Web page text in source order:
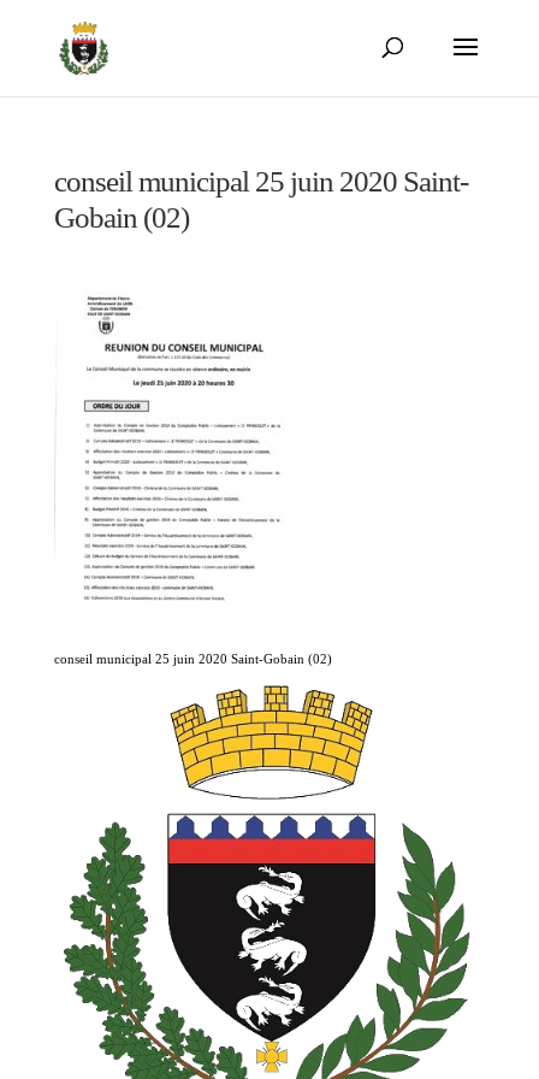
conseil municipal 25 juin 2020 Saint-
Gobain (02)
conseil municipal 25 juin 2020 Saint-Gobain (02)